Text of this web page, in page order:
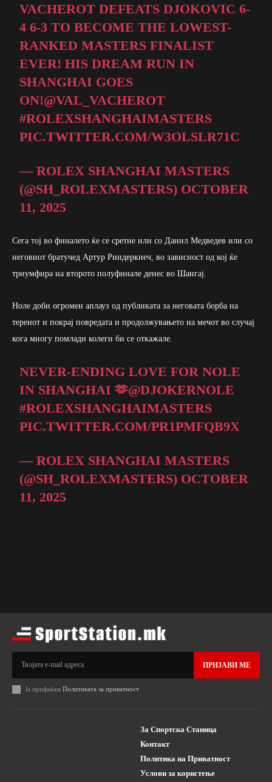
VACHEROT DEFEATS DJOKOVIC 6-
4 6-3 TO BECOME THE LOWEST-
RANKED MASTERS FINALIST
EVER! HIS DREAM RUN IN
SHANGHAI GOES
ON!@VAL_VACHEROT
#ROLEXSHANGHAIMASTERS
PIC.TWITTER.COM/W3OLSLR71C
— ROLEX SHANGHAI MASTERS
(@SH_ROLEXMASTERS) OCTOBER
11, 2025
Сега тој во финалето ќе се сретне или со Данил Медведев или со
неговиот братучед Артур Риндеркнеч, во зависност од кој ќе
триумфира на второто полуфинале денес во Шангај.
Ноле доби огромен аплауз од публиката за неговата борба на
теренот и покрај повредата и продолжувањето на мечот во случај
кога многу помлади колеги би се откажале.
NEVER-ENDING LOVE FOR NOLE
IN SHANGHAI 🫶@DJOKERNOLE
#ROLEXSHANGHAIMASTERS
PIC.TWITTER.COM/PR1PMFQB9X
— ROLEX SHANGHAI MASTERS
(@SH_ROLEXMASTERS) OCTOBER
11, 2025
ПРИЈАВИ МЕ
Ја прифаќам Политиката за приватност.
За Спортска Станица
Контакт
Политика на Приватност
Услови за користење